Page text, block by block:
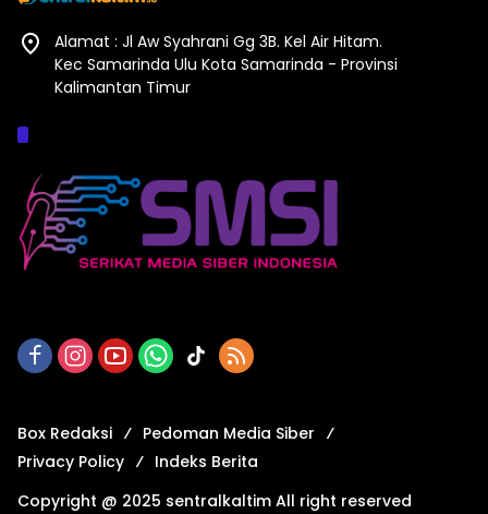
Alamat : Jl Aw Syahrani Gg 3B. Kel Air Hitam.
Kec Samarinda Ulu Kota Samarinda - Provinsi
Kalimantan Timur
Box Redaksi
Pedoman Media Siber
Privacy Policy
Indeks Berita
Copyright @ 2025 sentralkaltim All right reserved